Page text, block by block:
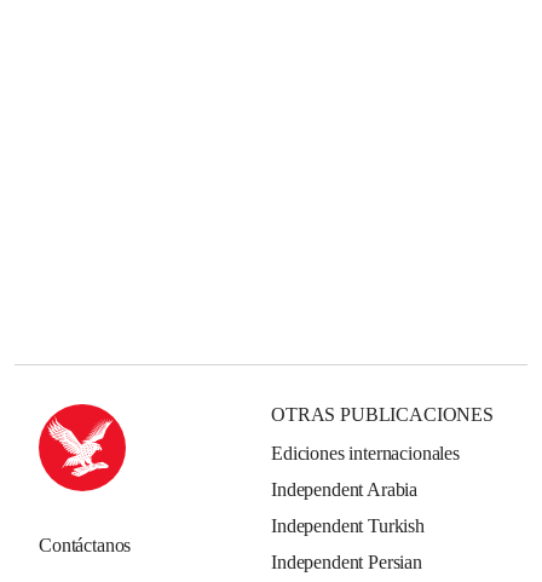
Contáctanos
OTRAS PUBLICACIONES
Ediciones internacionales
Independent Arabia
Independent Turkish
Independent Persian